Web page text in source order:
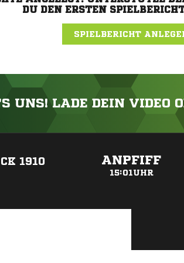
DU DEN ERSTEN
SPIELBERICHT
UNS! LADE DEIN VIDEO
1910 ANPFIFF
15:01UHR